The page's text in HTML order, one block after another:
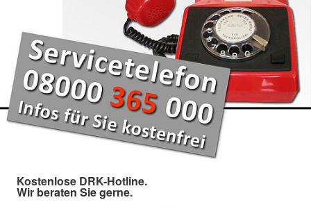
Kostenlose DRK-Hotline.
Wir beraten Sie gerne.